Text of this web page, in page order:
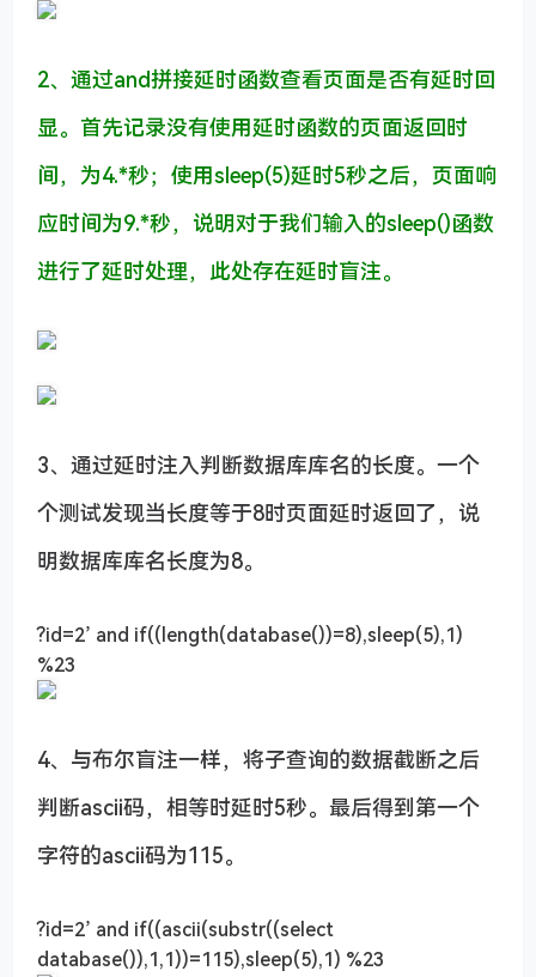
2、通过and拼接延时函数查看页面是否有延时回
显。首先记录没有使用延时函数的页面返回时
间，为4.*秒；使用sleep(5)延时5秒之后，页面响
应时间为9.*秒，说明对于我们输入的sleep()函数
进行了延时处理，此处存在延时盲注。
3、通过延时注入判断数据库库名的长度。一个
个测试发现当长度等于8时页面延时返回了，说
明数据库库名长度为8。
?id=2’ and if((length(database())=8),sleep(5),1)
%23
4、与布尔盲注一样，将子查询的数据截断之后
判断ascii码，相等时延时5秒。最后得到第一个
字符的ascii码为115。
?id=2’ and if((ascii(substr((select
database()),1,1))=115),sleep(5),1) %23